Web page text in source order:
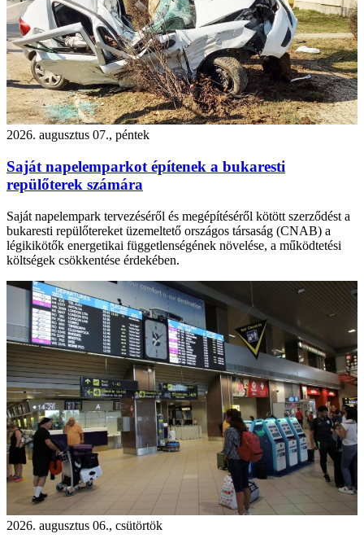
2026. augusztus 07., péntek
Saját napelemparkot építenek a bukaresti
repülőterek számára
Saját napelempark tervezéséről és megépítéséről kötött szerződést a
bukaresti repülőtereket üzemeltető országos társaság (CNAB) a
légikikötők energetikai függetlenségének növelése, a működtetési
költségek csökkentése érdekében.
2026. augusztus 06., csütörtök